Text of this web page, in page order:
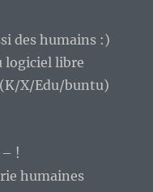
des humains :)
logiciel libre
X/Edu/buntu)
!
humaines